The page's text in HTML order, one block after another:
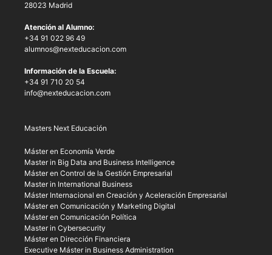
28023 Madrid
Atención al Alumno:
+34 91 022 96 49
alumnos@nexteducacion.com
Información de la Escuela:
+34 91 710 20 54
info@nexteducacion.com
Masters Next Educación
Máster en Economía Verde
Master in Big Data and Business Intelligence
Máster en Control de la Gestión Empresarial
Master in International Business
Máster Internacional en Creación y Aceleración Empresarial
Máster en Comunicación y Marketing Digital
Máster en Comunicación Política
Master in Cybersecurity
Máster en Dirección Financiera
Executive Máster in Business Administration